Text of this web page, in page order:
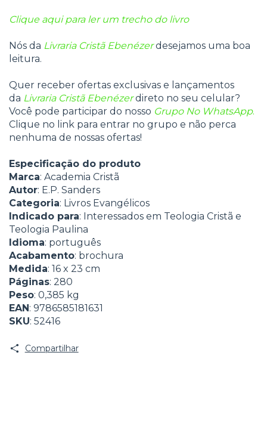
Clique aqui para ler um trecho do livro
Nós da Livraria Cristã Ebenézerdesejamos uma boa
leitura.
Quer receber ofertas exclusivas e lançamentos
da Livraria Cristã Ebenézer direto no seu celular?
Você pode participar do nosso Grupo No WhatsApp.
Clique no link para entrar no grupo e não perca
nenhuma de nossas ofertas!
Especificação do produto
Marca: Academia Cristã
Autor: E.P. Sanders
Categoria: Livros Evangélicos
Indicado para: Interessados em Teologia Cristã e
Teologia Paulina
Idioma: português
Acabamento: brochura
Medida: 16 x 23 cm
Páginas: 280
Peso: 0,385 kg
EAN: 9786585181631
SKU: 52416
Compartilhar